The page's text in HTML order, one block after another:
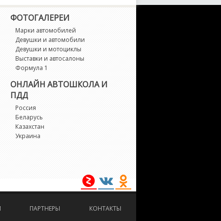
ФОТОГАЛЕРЕИ
Марки автомобилей
Девушки и автомобили
Девушки и мотоциклы
Выставки и автосалоны
Формула 1
ОНЛАЙН АВТОШКОЛА И
ПДД
Россия
Беларусь
Казахстан
Украина
ПАРТНЕРЫ КОНТАКТЫ